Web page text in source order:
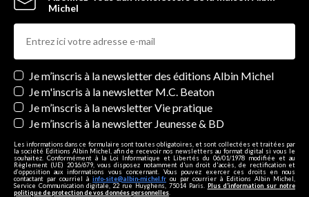
Michel
Newsletters
Je m’inscris à la newsletter des éditions Albin Michel
Je m'inscris à la newsletter M.C. Beaton
Je m’inscris à la newsletter Vie pratique
Je m’inscris à la newsletter Jeunesse & BD
Les informations dans ce formulaire sont toutes obligatoires, et sont collectées et traitées par
la société Editions Albin Michel, afin de recevoir nos newsletters au format digital si vous le
souhaitez. Conformément à la Loi Informatique et Libertés du 06/01/1978 modifiée et au
Règlement (UE) 2016/679, vous disposez notamment d'un droit d'accès, de rectification et
d’opposition aux informations vous concernant. Vous pouvez exercer ces droits en nous
contactant par courriel à info-site@albin-michel.fr ou par courrier à Editions Albin Michel,
Service Communication digitale, 22 rue Huyghens, 75014 Paris. Plus d’information sur notre
politique de protection de vos données personnelles